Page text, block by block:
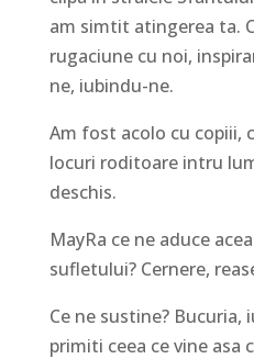
am simtit atingerea ta.
rugaciune cu noi,
ne, iubindu-ne.
Am fost acolo cu copiii,
locuri roditoare intru
deschis.
MayRa ce ne aduce
sufletului? Cernere,
Ce ne sustine? Bucuria,
primiti ceea ce vine asa